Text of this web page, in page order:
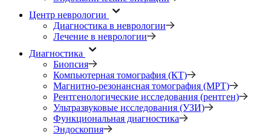
Центр неврологии
Диагностика в неврологии
Лечение в неврологии
Диагностика
Биопсия
Компьютерная томография (КТ)
Магнитно-резонансная томография (МРТ)
Рентгенологические исследования (рентген)
Ультразвуковые исследования (УЗИ)
Функциональная диагностика
Эндоскопия